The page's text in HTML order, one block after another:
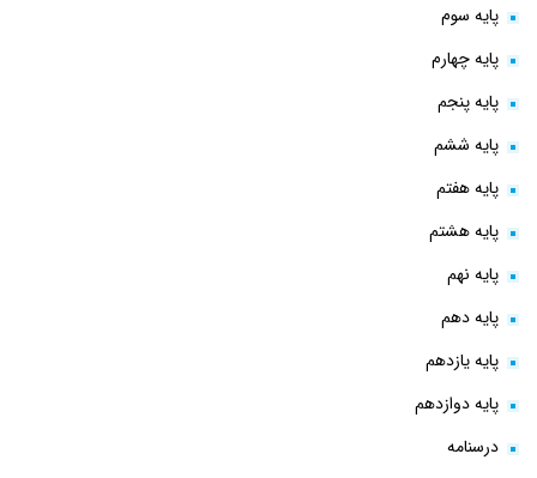
پایه سوم
پایه چهارم
پایه پنجم
پایه ششم
پایه هفتم
پایه هشتم
پایه نهم
پایه دهم
پایه یازدهم
پایه دوازدهم
درسنامه